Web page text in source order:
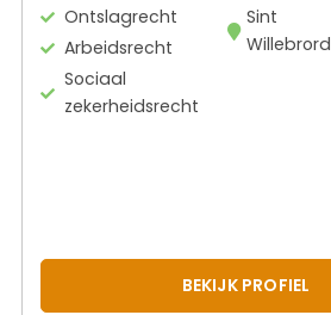
Ontslagrecht
Arbeidsrecht
Sociaal
zekerheidsrecht
Sint
Willebrord
BEKIJK PROFIEL